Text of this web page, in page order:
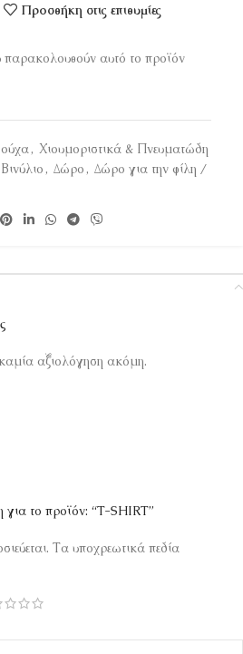
Προσθήκη στις επιθυμίες
αυτό το προϊόν
, Χιουμοριστικά & Πνευματώδη
Βινύλιο , Δώρο , Δώρο για την φίλη /
αξιολόγηση ακόμη.
για το προϊόν: “T-SHIRT”
Τα υποχρεωτικά πεδία